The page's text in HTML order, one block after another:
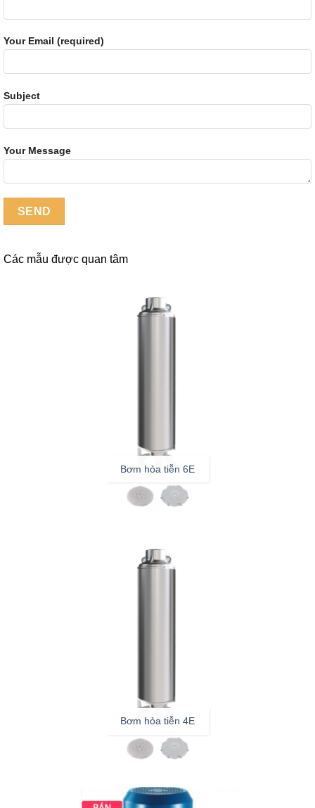
Your Email (required)
Subject
Your Message
Các mẫu được quan tâm
Bơm hỏa tiễn 6E
Bơm hỏa tiễn 4E